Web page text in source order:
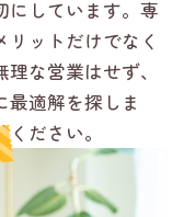
にしています。専
ットだけでなく
な営業はせず、
最適解を探しま
ださい。